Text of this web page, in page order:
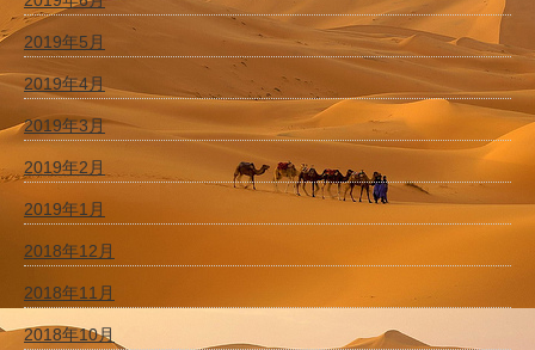
2019年5月
2019年4月
2019年3月
2019年2月
2019年1月
2018年12月
2018年11月
2018年10月